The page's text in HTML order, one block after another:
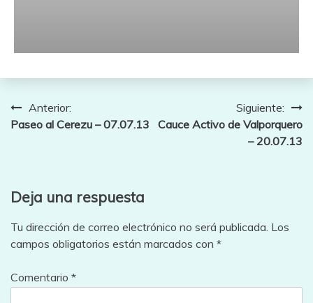
Navegación
Anterior:
Paseo al Cerezu – 07.07.13
Siguiente:
Cauce Activo de Valporquero
– 20.07.13
Deja una respuesta
Tu dirección de correo electrónico no será publicada. Los
campos obligatorios están marcados con *
Comentario *